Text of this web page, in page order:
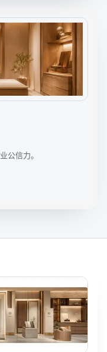
公信力。